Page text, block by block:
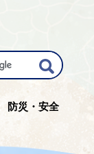
防災・安全